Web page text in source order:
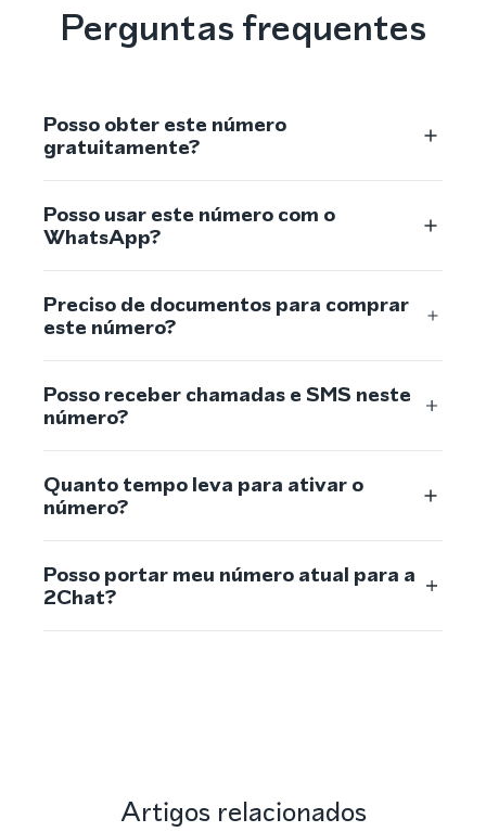
Perguntas frequentes
Posso obter este número
gratuitamente?
Posso usar este número com o
WhatsApp?
Preciso de documentos para comprar
este número?
Posso receber chamadas e SMS neste
número?
Quanto tempo leva para ativar o
número?
Posso portar meu número atual para a
2Chat?
Artigos relacionados